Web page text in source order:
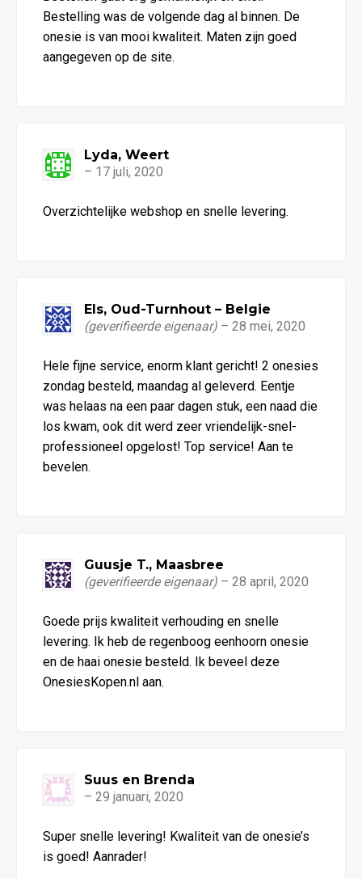
Bestelling was de volgende dag al binnen. De
onesie is van mooi kwaliteit. Maten zijn goed
aangegeven op de site.
4uit 5
Lyda, Weert
– 17 juli, 2020
Overzichtelijke webshop en snelle levering.
5uit 5
Els, Oud-Turnhout – Belgie
(geverifieerde eigenaar) – 28 mei, 2020
Hele fijne service, enorm klant gericht! 2 onesies
zondag besteld, maandag al geleverd. Eentje
was helaas na een paar dagen stuk, een naad die
los kwam, ook dit werd zeer vriendelijk-snel-
professioneel opgelost! Top service! Aan te
bevelen.
5uit 5
Guusje T., Maasbree
(geverifieerde eigenaar) – 28 april, 2020
Goede prijs kwaliteit verhouding en snelle
levering. Ik heb de regenboog eenhoorn onesie
en de haai onesie besteld. Ik beveel deze
OnesiesKopen.nl aan.
5uit 5
Suus en Brenda
– 29 januari, 2020
Super snelle levering! Kwaliteit van de onesie’s
is goed! Aanrader!